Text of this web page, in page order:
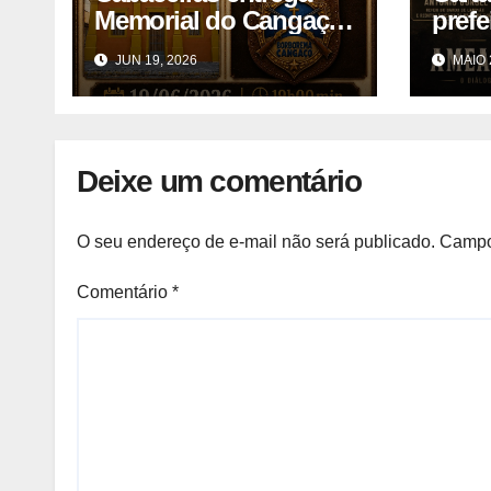
Memorial do Cangaço
na Paraíba durante
evento
JUN 19, 2026 MAIO
Deixe um comentário
O seu endereço de e-mail não será publicado.
Comentário *